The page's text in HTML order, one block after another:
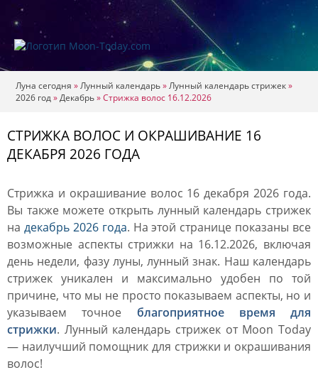
Луна сегодня »Лунный календарь»Лунный календарь стрижек»
2026 год»Декабрь»Стрижка волос 16.12.2026
СТРИЖКА ВОЛОС И ОКРАШИВАНИЕ 16
ДЕКАБРЯ 2026 ГОДА
Стрижка и окрашивание волос 16 декабря 2026 года.
Вы также можете открыть лунный календарь стрижек
на декабрь 2026 года. На этой странице показаны все
возможные аспекты стрижки на 16.12.2026, включая
день недели, фазу луны, лунный знак. Наш календарь
стрижек уникален и максимально удобен по той
причине, что мы не просто показываем аспекты, но и
указываем точное благоприятное время для
стрижки. Лунный календарь стрижек от Moon Today
— наилучший помощник для стрижки и окрашивания
волос!